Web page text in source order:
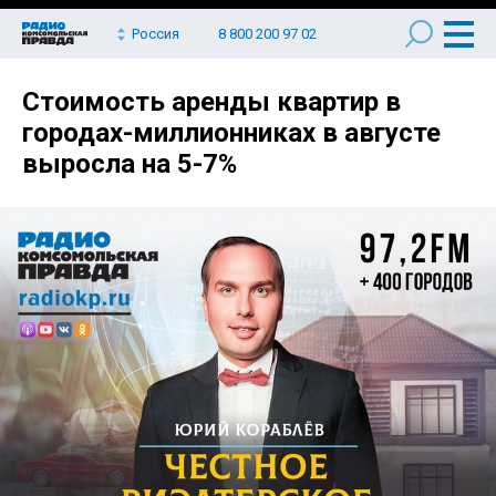
Россия 8 800 200 97 02
Стоимость аренды квартир в
городах-миллионниках в августе
выросла на 5-7%